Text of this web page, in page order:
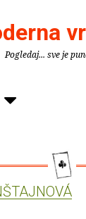
Pogledaj... sve je